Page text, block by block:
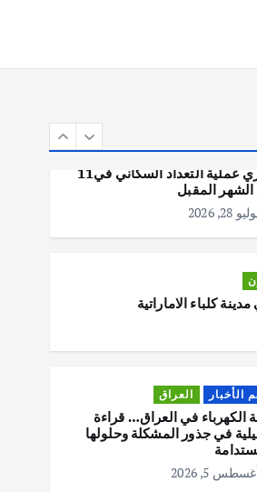
30, 2026
مكتب الإحصاءات الأسترالي (ABS)
يجري عملية التعداد السكاني في11
المقبل
28, 2026
كلباء الاماراتية
الأخبار العراق
الكهرباء في العراق… قراءة
في جذور المشكلة وحلولها
5, 2026